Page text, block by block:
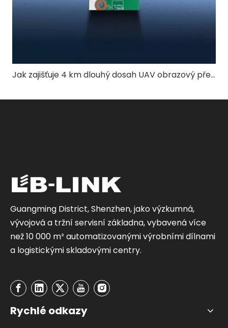
Jak zajišťuje 4 km dlouhý dosah UAV obrazový přenosový systém stabilní kvalitu videa?
Guangming District, Shenzhen, jako výzkumná,
vývojová a tržní servisní základna, vybavená více
než 10 000 m² automatizovanými výrobními dílnami
a logistickými skladovými centry.
Rychlé odkazy